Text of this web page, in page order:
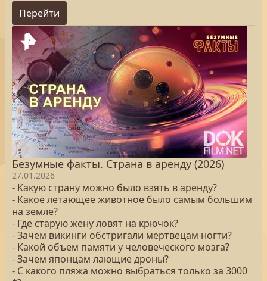
Перейти
Безумные факты. Страна в аренду (2026)
27.01.2026
- Какую страну можно было взять в аренду?
- Какое летающее животное было самым большим
на земле?
- Где старую жену ловят на крючок?
- Зачем викинги обстригали мертвецам ногти?
- Какой объем памяти у человеческого мозга?
- Зачем японцам лающие дроны?
- С какого пляжа можно выбраться только за 3000